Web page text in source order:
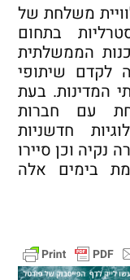
משלחת של
בתחום
הממשלתית
לקדם שיתופי
המדינות. בעת
עם חברות
חדשניות
נקיה וכן סיירו
בימים אלה